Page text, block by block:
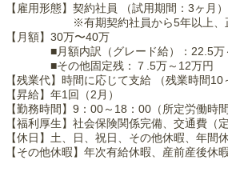
【雇用形態】契約社員 （試用期間：3ヶ月）
※有期契約社員から5年以上、正
【月額】30万〜40万
■月額内訳（グレード給）：22.5万
■その他固定残：７.5万～12万円
【残業代】時間に応じて支給 （残業時間10
【昇給】年1回（2月）
【勤務時間】9：00～18：00（所定労働
【福利厚生】社会保険関係完備、交通費（
【休日】土、日、祝日、その他休暇、年間
【その他休暇】年次有給休暇、産前産後休